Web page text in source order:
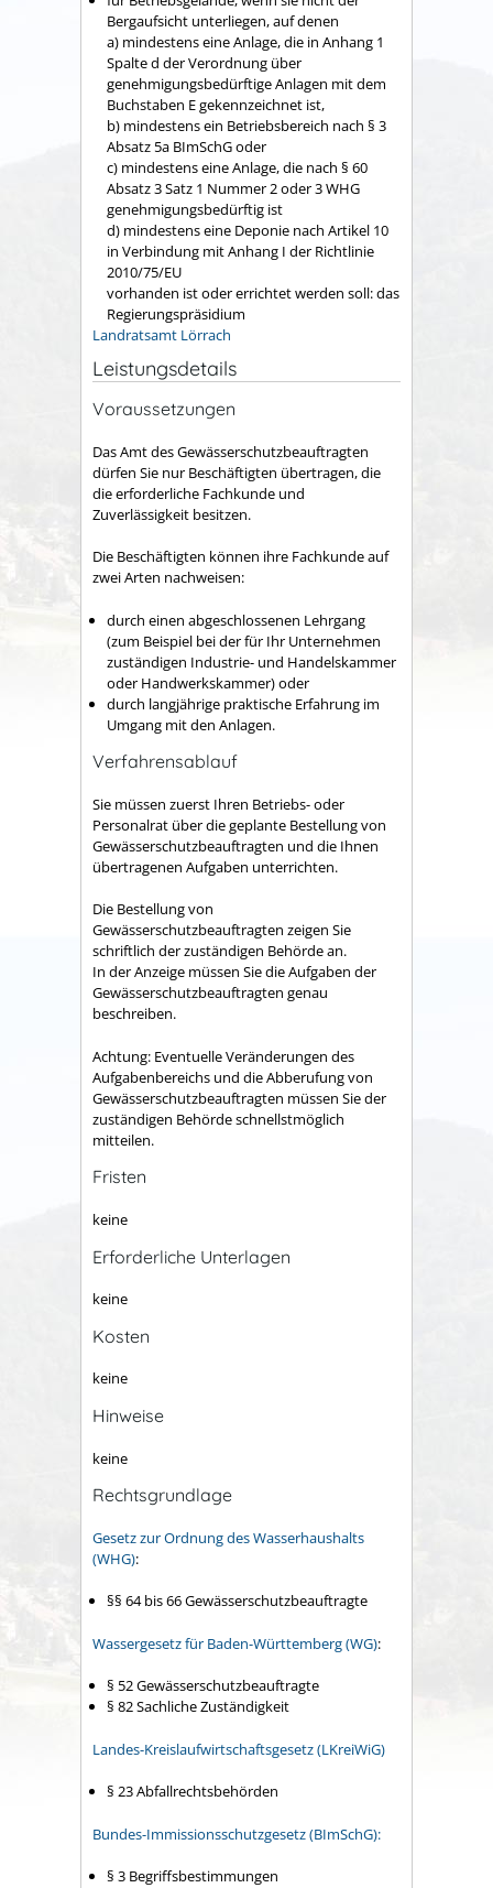
Bergaufsicht unterliegen, auf denen
a) mindestens eine Anlage, die in Anhang 1
Spalte d der Verordnung über
genehmigungsbedürftige Anlagen mit dem
Buchstaben E gekennzeichnet ist,
b) mindestens ein Betriebsbereich nach § 3
Absatz 5a BImSchG oder
c) mindestens eine Anlage, die nach § 60
Absatz 3 Satz 1 Nummer 2 oder 3 WHG
genehmigungsbedürftig ist
d) mindestens eine Deponie nach Artikel 10
in Verbindung mit Anhang I der Richtlinie
2010/75/EU
vorhanden ist oder errichtet werden soll: das
Regierungspräsidium
Landratsamt Lörrach
Leistungsdetails
Voraussetzungen
Das Amt des Gewässerschutzbeauftragten
dürfen Sie nur Beschäftigten übertragen, die
die erforderliche Fachkunde und
Zuverlässigkeit besitzen.
Die Beschäftigten können ihre Fachkunde auf
zwei Arten nachweisen:
durch einen abgeschlossenen Lehrgang
(zum Beispiel bei der für Ihr Unternehmen
zuständigen Industrie- und Handelskammer
oder Handwerkskammer)oder
durch langjährige praktische Erfahrung im
Umgang mit den Anlagen.
Verfahrensablauf
Sie müssen zuerst Ihren Betriebs- oder
Personalrat über die geplante Bestellung von
Gewässerschutzbeauftragten und die Ihnen
übertragenen Aufgaben unterrichten.
Die Bestellung von
Gewässerschutzbeauftragten zeigen Sie
schriftlich der zuständigen Behörde an.
In der Anzeige müssen Sie die Aufgaben der
Gewässerschutzbeauftragten genau
beschreiben.
Achtung: Eventuelle Veränderungen des
Aufgabenbereichs und die Abberufung von
Gewässerschutzbeauftragten müssen Sie der
zuständigen Behörde schnellstmöglich
mitteilen.
Fristen
keine
Erforderliche Unterlagen
keine
Kosten
keine
Hinweise
keine
Rechtsgrundlage
Gesetz zur Ordnung des Wasserhaushalts
(WHG):
§§ 64 bis 66 Gewässerschutzbeauftragte
Wassergesetz für Baden-Württemberg (WG):
§ 52 Gewässerschutzbeauftragte
§ 82 Sachliche Zuständigkeit
Landes-Kreislaufwirtschaftsgesetz (LKreiWiG)
§ 23Abfallrechtsbehörden
Bundes-Immissionsschutzgesetz (BImSchG):
§ 3 Begriffsbestimmungen